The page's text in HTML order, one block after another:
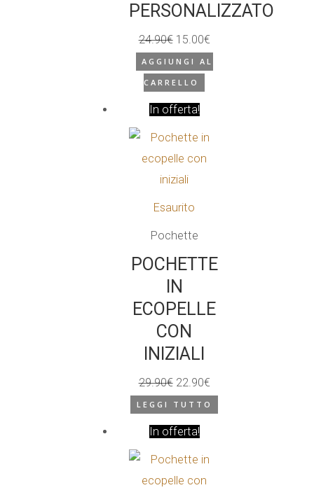
PERSONALIZZATO
24.90€
Il
prezzo
originale
era:
24.90€.
15.00€
prezzo
AGGIUNGI AL
CARRELLO
In offerta!
Esaurito
Pochette
POCHETTE
IN
ECOPELLE
CON
INIZIALI
29.90€
Il
prezzo
originale
era:
29.90€.
22.90€
prezzo
LEGGI TUTTO
In offerta!